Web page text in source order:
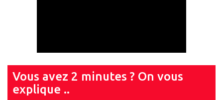
Vous avez 2 minutes ? On vous
explique ..